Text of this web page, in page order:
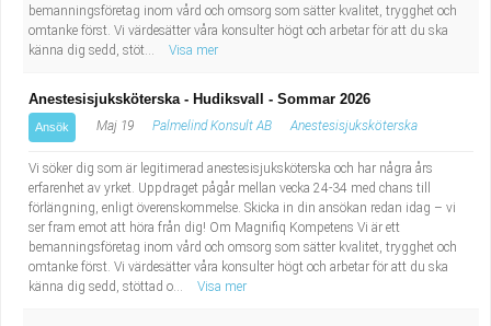
bemanningsföretag inom vård och omsorg som sätter kvalitet, trygghet och
omtanke först. Vi värdesätter våra konsulter högt och arbetar för att du ska
känna dig sedd, stöt...
Visa mer
Anestesisjuksköterska - Hudiksvall - Sommar 2026
Ansök Maj 19 Palmelind Konsult AB Anestesisjuksköterska
Vi söker dig som är legitimerad anestesisjuksköterska och har några års
erfarenhet av yrket. Uppdraget pågår mellan vecka 24-34 med chans till
förlängning, enligt överenskommelse. Skicka in din ansökan redan idag – vi
ser fram emot att höra från dig! Om Magnifiq Kompetens Vi är ett
bemanningsföretag inom vård och omsorg som sätter kvalitet, trygghet och
omtanke först. Vi värdesätter våra konsulter högt och arbetar för att du ska
känna dig sedd, stöttad o...
Visa mer